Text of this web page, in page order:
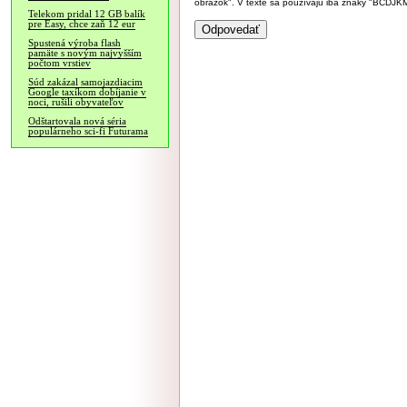
Telekom pridal 12 GB balík
pre Easy, chce zaň 12 eur
Spustená výroba flash
pamäte s novým najvyšším
počtom vrstiev
Súd zakázal samojazdiacim
Google taxíkom dobíjanie v
noci, rušili obyvateľov
Odštartovala nová séria
populárneho sci-fi Futurama
obrázok". V texte sa používajú iba znaky